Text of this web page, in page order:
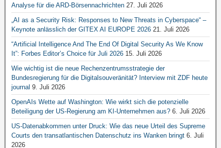
Analyse für die ARD-Börsennachrichten 27. Juli 2026
„AI as a Security Risk: Responses to New Threats in Cyberspace“ –
Keynote anlässlich der GITEX AI EUROPE 2026 21. Juli 2026
“Artificial Intelligence And The End Of Digital Security As We Know
It”: Forbes Editor’s Choice für Juli 2026 15. Juli 2026
Wie wichtig ist die neue Rechenzentrumsstrategie der
Bundesregierung für die Digitalsouveränität? Interview mit ZDF heute
journal 9. Juli 2026
OpenAIs Wette auf Washington: Wie wirkt sich die potenzielle
Beteiligung der US-Regierung am KI-Unternehmen aus? 6. Juli 2026
US-Datenabkommen unter Druck: Wie das neue Urteil des Supreme
Courts den transatlantischen Datenschutz ins Wanken bringt 6. Juli
2026